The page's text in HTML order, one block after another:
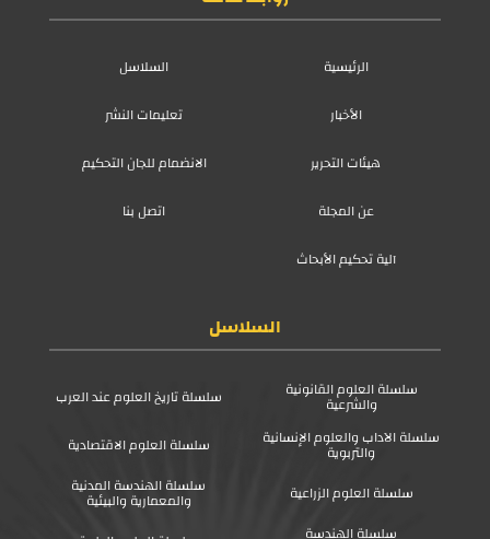
الرئيسية
السلاسل
الأخبار
تعليمات النشر
هيئات التحرير
الانضمام للجان التحكيم
عن المجلة
اتصل بنا
آلية تحكيم الأبحاث
السلاسل
سلسلة العلوم القانونية
والشرعية
سلسلة تاريخ العلوم عند العرب
سلسلة الآداب والعلوم الإنسانية
والتربوية
سلسلة العلوم الاقتصادية
سلسلة العلوم الزراعية
سلسلة الهندسة المدنية
والمعمارية والبيئية
سلسلة الهندسة